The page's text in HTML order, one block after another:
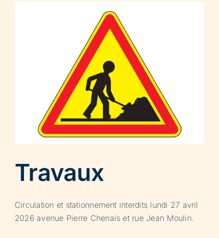
Travaux
Circulation et stationnement interdits lundi 27 avril
2026 avenue Pierre Chenais et rue Jean Moulin.